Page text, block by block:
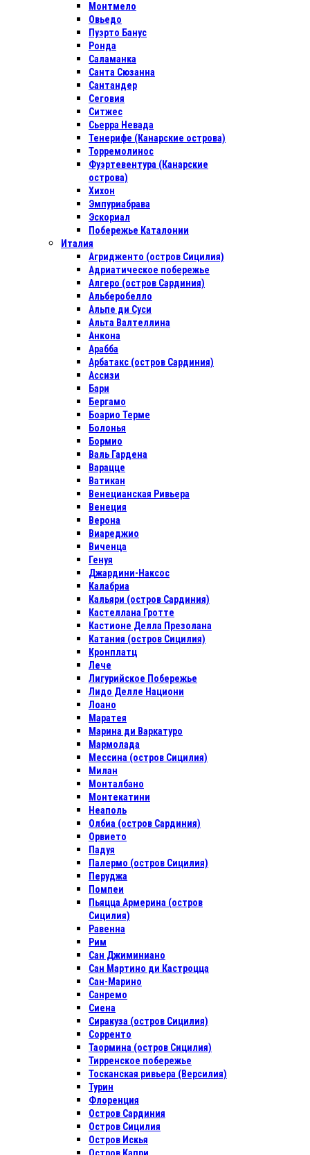
Монтмело
Овьедо
Пуэрто Банус
Ронда
Саламанка
Санта Сюзанна
Сантандер
Сеговия
Ситжес
Сьерра Невада
Тенерифе (Канарские острова)
Торремолинос
Фуэртевентура (Канарские
острова)
Хихон
Эмпуриабрава
Эскориал
Побережье Каталонии
Италия
Агридженто (остров Сицилия)
Адриатическое побережье
Алгеро (остров Сардиния)
Альберобелло
Альпе ди Суси
Альта Валтеллина
Анкона
Арабба
Арбатакс (остров Сардиния)
Ассизи
Бари
Бергамо
Боарио Терме
Болонья
Бормио
Валь Гардена
Варацце
Ватикан
Венецианская Ривьера
Венеция
Верона
Виареджио
Виченца
Генуя
Джардини-Наксос
Калабриа
Кальяри (остров Сардиния)
Кастеллана Гротте
Кастионе Делла Презолана
Катания (остров Сицилия)
Кронплатц
Лече
Лигурийское Побережье
Лидо Делле Национи
Лоано
Маратея
Марина ди Варкатуро
Мармолада
Мессина (остров Сицилия)
Милан
Монталбано
Монтекатини
Неаполь
Олбиа (остров Сардиния)
Орвието
Падуя
Палермо (остров Сицилия)
Перуджа
Помпеи
Пьяцца Армерина (остров
Сицилия)
Равенна
Рим
Сан Джиминиано
Сан Мартино ди Кастроцца
Сан-Марино
Санремо
Сиена
Сиракуза (остров Сицилия)
Сорренто
Таормина (остров Сицилия)
Тирренское побережье
Тосканская ривьера (Версилия)
Турин
Флоренция
Остров Сардиния
Остров Сицилия
Остров Искья